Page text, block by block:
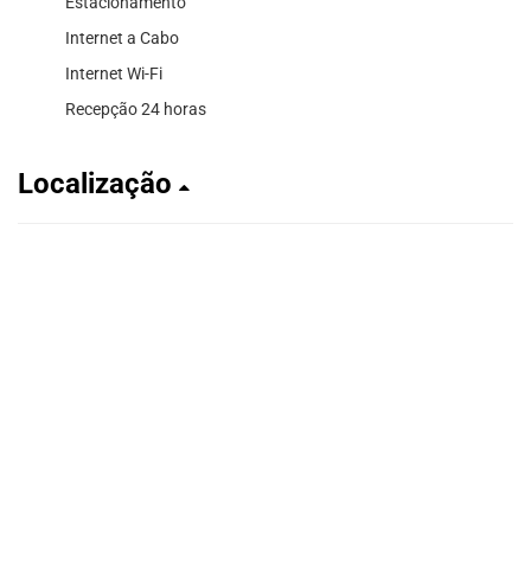
Internet a Cabo
Internet Wi-Fi
Recepção 24 horas
Localização